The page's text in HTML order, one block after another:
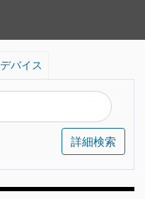
デバイス
詳細検索